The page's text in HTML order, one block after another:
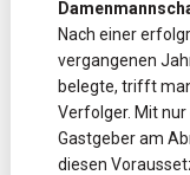
Nach einer
vergangenen
belegte, trifft
Verfolger. Mit
Gastgeber am
diesen